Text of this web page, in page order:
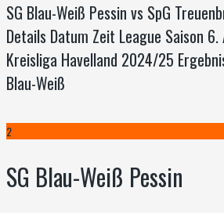
SG Blau-Weiß Pessin vs SpG
Details Datum Zeit League Saison
Kreisliga Havelland 2024/25
Blau-Weiß
2
SG Blau-Weiß Pessin